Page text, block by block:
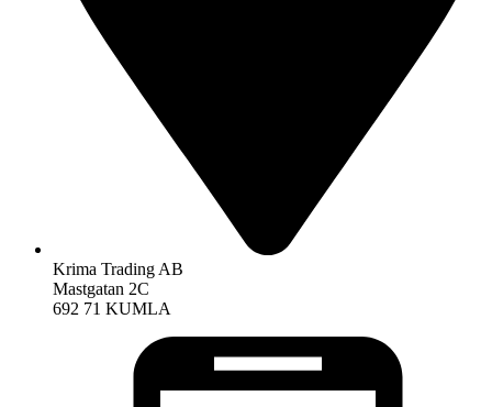
Krima Trading AB
Mastgatan 2C
692 71 KUMLA